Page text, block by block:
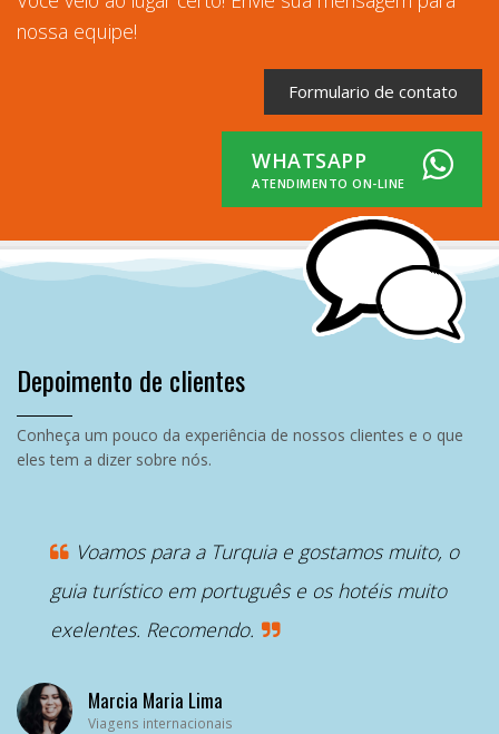
nossa equipe!
Formulario de contato
WHATSAPP
ATENDIMENTO ON-LINE
Depoimento de clientes
Conheça um pouco da experiência de nossos clientes e o que
eles tem a dizer sobre nós.
Voamos para a Turquia e gostamos muito, o
guia turístico em português e os hotéis muito
exelentes. Recomendo.
Marcia Maria Lima
Viagens internacionais